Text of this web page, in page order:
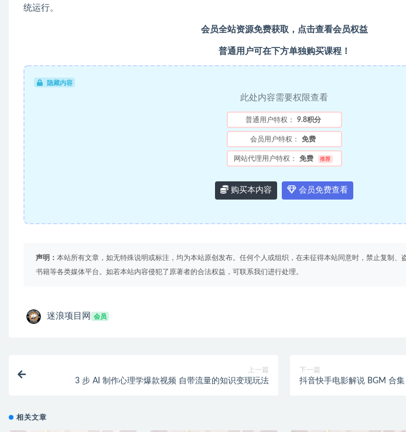
统运行。
会员全站资源免费获取，点击查看会员权益
普通用户可在下方单独购买课程！
隐藏内容
此处内容需要权限查看
普通用户特权： 9.8积分
会员用户特权： 免费
网站代理用户特权： 免费 推荐
购买本内容 会员免费查看
声明： 本站所有文章，如无特殊说明或标注，均为本站原创发布。任何个人或组织，在未征得本站同意时，禁止复制、
书籍等各类媒体平台。如若本站内容侵犯了原著者的合法权益，可联系我们进行处理。
迷浪项目网 会员
上一篇
3 步 AI 制作心理学爆款视频 自带流量的知识变现玩法
下一篇
抖音快手电影解说 BGM 合
相关文章